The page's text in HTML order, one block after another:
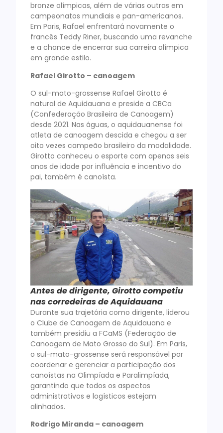
bronze olímpicas, além de várias outras em
campeonatos mundiais e pan-americanos.
Em Paris, Rafael enfrentará novamente o
francês Teddy Riner, buscando uma revanche
e a chance de encerrar sua carreira olímpica
em grande estilo.
Rafael Girotto – canoagem
O sul-mato-grossense Rafael Girotto é
natural de Aquidauana e preside a CBCa
(Confederação Brasileira de Canoagem)
desde 2021. Nas águas, o aquidauanense foi
atleta de canoagem descida e chegou a ser
oito vezes campeão brasileiro da modalidade.
Girotto conheceu o esporte com apenas seis
anos de idade por influência e incentivo do
pai, também é canoísta.
Antes de dirigente, Girotto competiu
nas corredeiras de Aquidauana
Durante sua trajetória como dirigente, liderou
o Clube de Canoagem de Aquidauana e
também presidiu a FCaMS (Federação de
Canoagem de Mato Grosso do Sul). Em Paris,
o sul-mato-grossense será responsável por
coordenar e gerenciar a participação dos
canoístas na Olimpíada e Paralimpíada,
garantindo que todos os aspectos
administrativos e logísticos estejam
alinhados.
Rodrigo Miranda – canoagem